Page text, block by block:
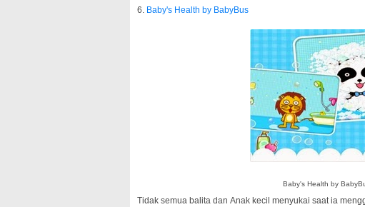
6. Baby's Health by BabyBus
Baby's Health by
Tidak semua balita dan Anak kecil menyukai saat ia